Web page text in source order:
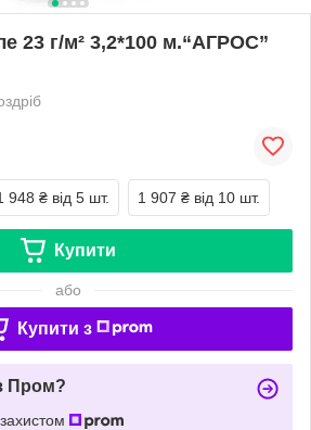
23 г/м² 3,2*100 м.“AГРОС”
948 ₴ від 5 шт. 1 907 ₴ від 10 шт.
Купити
або
Купити з
Пром?